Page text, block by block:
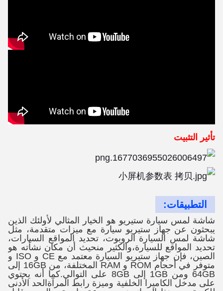
تأثير التثبيت
التطبيقات:
شاشة لمس سيارة ستيريو هو الخيار المثالي لأولئك الذين
يبحثون عن جهاز ستيريو سيارة مع ميزات متقدمة، مثل
شاشة لمس السيارة الروبوت، تحديد المواقع السيارات،
تحديد المواقع للسيارة،والكثير منحيث أن مكان نشأته هو
الصين، فإن جهاز ستيريو السيارة معتمد مع CE و ISO و
متوفر في أحجام ROM و RAM المختلفة، من 16GB إلى
64GB ومن 1GB إلى 8GB على التوالي.كما أنه يحتوي
على مدخل الكاميرا الخلفية وميزة رابط المرآةالحد الأدنى